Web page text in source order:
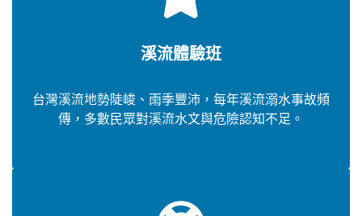
溪流體驗班
台灣溪流地勢陡峻、雨季豐沛，每年溪流溺水事故頻
傳，多數民眾對溪流水文與危險認知不足。